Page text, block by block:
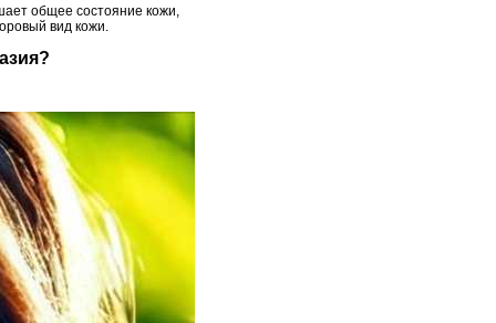
общее состояние кожи,
вид кожи.